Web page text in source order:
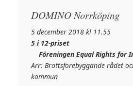
DOMINO Norrköping
5 december 2018 kl 11.55
5 i 12-priset
Föreningen Equal Rights for
Arr: Brottsförebyggande rådet
kommun